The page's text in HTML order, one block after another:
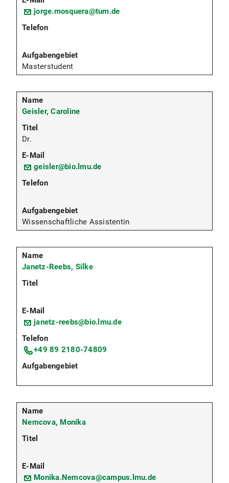
jorge.mosquera@tum.de
Masterstudent
Geisler, Caroline
Dr.
geisler@bio.lmu.de
Wissenschaftliche Assistentin
Janetz-Reebs, Silke
janetz-reebs@bio.lmu.de
+49 89 2180-74809
Nemcova, Monika
Monika.Nemcova@campus.lmu.de